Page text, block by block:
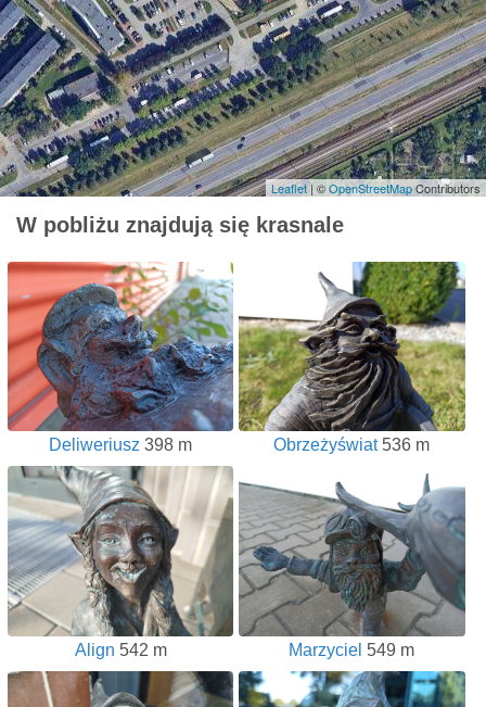
Leaflet| ©OpenStreetMapContributors
W pobliżu znajdują się krasnale
Deliweriusz 398 m Obrzeżyświat536 m
Align 542 m Marzyciel 549 m